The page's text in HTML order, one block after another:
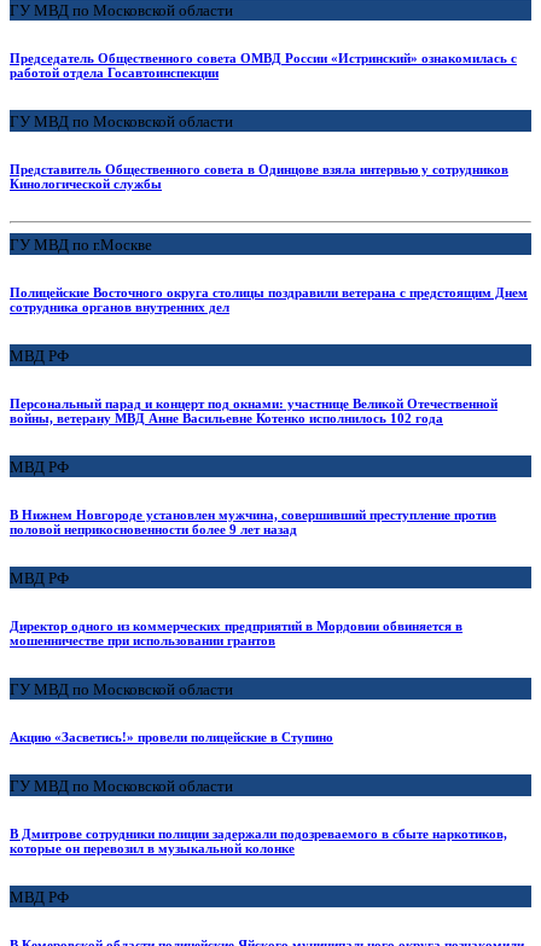
ГУ МВД по Московской области
Председатель Общественного совета ОМВД России «Истринский» ознакомилась с
работой отдела Госавтоинспекции
ГУ МВД по Московской области
Представитель Общественного совета в Одинцове взяла интервью у сотрудников
Кинологической службы
ГУ МВД по г.Москве
Полицейские Восточного округа столицы поздравили ветерана с предстоящим Днем
сотрудника органов внутренних дел
МВД РФ
Персональный парад и концерт под окнами: участнице Великой Отечественной
войны, ветерану МВД Анне Васильевне Котенко исполнилось 102 года
МВД РФ
В Нижнем Новгороде установлен мужчина, совершивший преступление против
половой неприкосновенности более 9 лет назад
МВД РФ
Директор одного из коммерческих предприятий в Мордовии обвиняется в
мошенничестве при использовании грантов
ГУ МВД по Московской области
Акцию «Засветись!» провели полицейские в Ступино
ГУ МВД по Московской области
В Дмитрове сотрудники полиции задержали подозреваемого в сбыте наркотиков,
которые он перевозил в музыкальной колонке
МВД РФ